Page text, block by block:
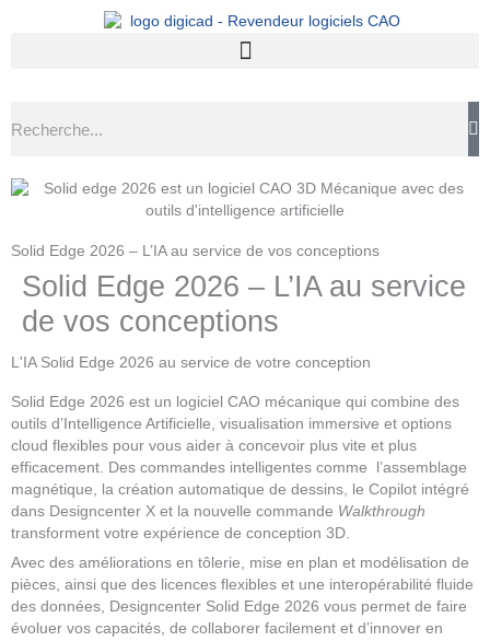
Solid Edge 2026 – L’IA au service de vos conceptions
Solid Edge 2026 – L’IA au service
de vos conceptions
L'IA Solid Edge 2026 au service de votre conception
Solid Edge 2026 est un logiciel CAO mécanique qui combine des
outils d’Intelligence Artificielle, visualisation immersive et options
cloud flexibles pour vous aider à concevoir plus vite et plus
efficacement. Des commandes intelligentes comme l’assemblage
magnétique, la création automatique de dessins, le Copilot intégré
dans Designcenter X et la nouvelle commande Walkthrough
transforment votre expérience de conception 3D.
Avec des améliorations en tôlerie, mise en plan et modélisation de
pièces, ainsi que des licences flexibles et une interopérabilité fluide
des données, Designcenter Solid Edge 2026 vous permet de faire
évoluer vos capacités, de collaborer facilement et d’innover en